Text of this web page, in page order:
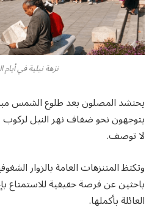
نزهة نيلية في أيام
يحتشد المصلون بعد طلوع الشمس
يتوجهون نحو ضفاف نهر النيل لركوب
لا توصف.
وتكتظ المتنزهات العامة بالزوار
باحثين عن فرصة حقيقية
العائلة بأكملها.